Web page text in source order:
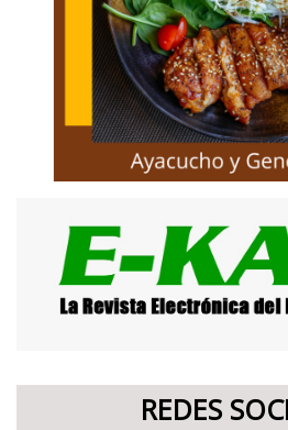
REDES